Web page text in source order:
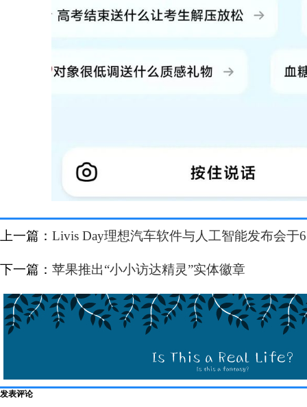
上一篇： Livis Day理想汽车软件与人工智能发布会于
下一篇： 苹果推出“小小访达精灵”实体徽章
发表评论